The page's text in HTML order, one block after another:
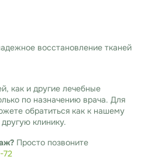
восстановление тканей
как и другие лечебные
по назначению врача. Для
обратиться как к нашему
клинику.
Просто позвоните
72